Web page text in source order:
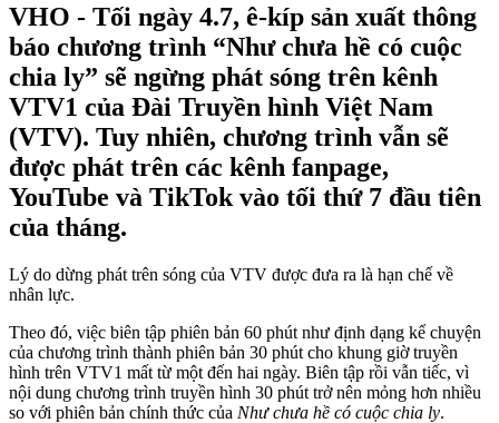
VHO - Tối ngày 4.7, ê-kíp sản xuất thông
báo chương trình “Như chưa hề có cuộc
chia ly” sẽ ngừng phát sóng trên kênh
VTV1 của Đài Truyền hình Việt Nam
(VTV). Tuy nhiên, chương trình vẫn sẽ
được phát trên các kênh fanpage,
YouTube và TikTok vào tối thứ 7 đầu tiên
của tháng.
Lý do dừng phát trên sóng của VTV được đưa ra là hạn chế về
nhân lực.
Theo đó, việc biên tập phiên bản 60 phút như định dạng kể chuyện
của chương trình thành phiên bản 30 phút cho khung giờ truyền
hình trên VTV1 mất từ một đến hai ngày. Biên tập rồi vẫn tiếc, vì
nội dung chương trình truyền hình 30 phút trở nên mỏng hơn nhiều
so với phiên bản chính thức của Như chưa hề có cuộc chia ly.